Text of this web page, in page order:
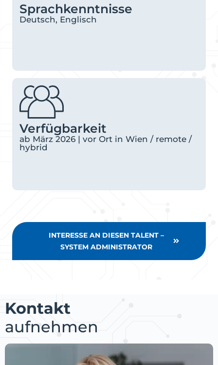
Sprachkenntnisse
Deutsch, Englisch
Verfügbarkeit
ab März 2026 | vor Ort in Wien / remote /
hybrid
INTERESSE AN DIESEN TALENT –
SYSTEM ADMINISTRATOR
Kontakt
aufnehmen